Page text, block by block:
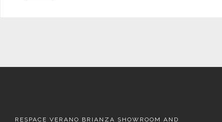
RESPACE VERANO BRIANZA SHOWROOM AND